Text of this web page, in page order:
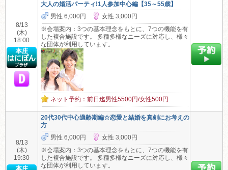
8/13
(木)
18:00
大人の婚活パーティ!1人参加中心編【35～55歳】
男性 6,000円
女性 3,000円
※会場案内：3つの基本理念をもとに、7つの機能を有
した複合施設です。 多種多様なニーズに対応し、様々
な団体が利用しています。
ネット予約：前日迄男性5500円/女性500円
8/13
(木)
19:30
20代30代中心適齢期編☆恋愛と結婚を真剣にお考えの
方
男性 6,000円
女性 3,000円
※会場案内：3つの基本理念をもとに、7つの機能を有
した複合施設です。 多種多様なニーズに対応し、様々
な団体が利用しています。